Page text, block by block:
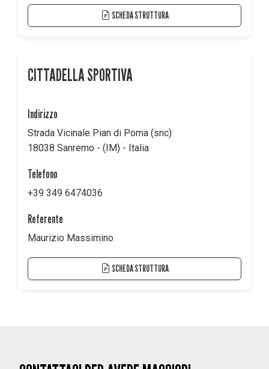
SCHEDA STRUTTURA
CITTADELLA SPORTIVA
Indirizzo
Strada Vicinale Pian di Poma (snc)
18038 Sanremo - (IM) - Italia
Telefono
+39 349 6474036
Referente
Maurizio Massimino
SCHEDA STRUTTURA